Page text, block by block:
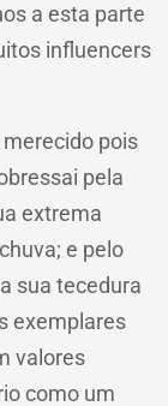
a esta parte
influencers
pois
pela
extrema
e pelo
sua tecedura
exemplares
valores
como um